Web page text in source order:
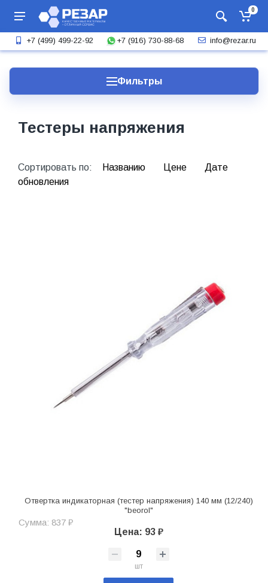
0
+7 (499) 499-22-92 +7 (916) 730-88-68 info@rezar.ru
Фильтры
Тестеры напряжения
Сортировать по: Названию Цене
Дате
обновления
Отвертка индикаторная (тестер напряжения) 140 мм (12/240)
"beorol"
Сумма: 837 ₽
Цена: 93 ₽
шт